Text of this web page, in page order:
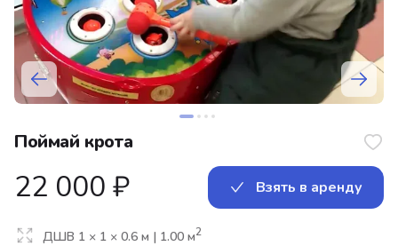
Поймай крота
22 000 ₽ Взять в аренду
ДШВ 1 × 1 × 0.6 м | 1.00 м2